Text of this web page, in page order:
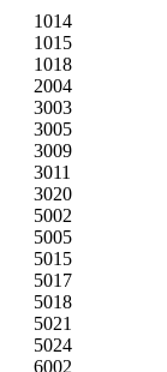
1014
1015
1018
2004
3003
3005
3009
3011
3020
5002
5005
5015
5017
5018
5021
5024
6002